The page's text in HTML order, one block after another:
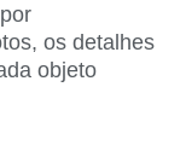
os detalhes
objeto